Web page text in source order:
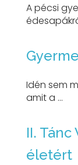
A pécsi
Idén sem
amit a ...
II.
életért